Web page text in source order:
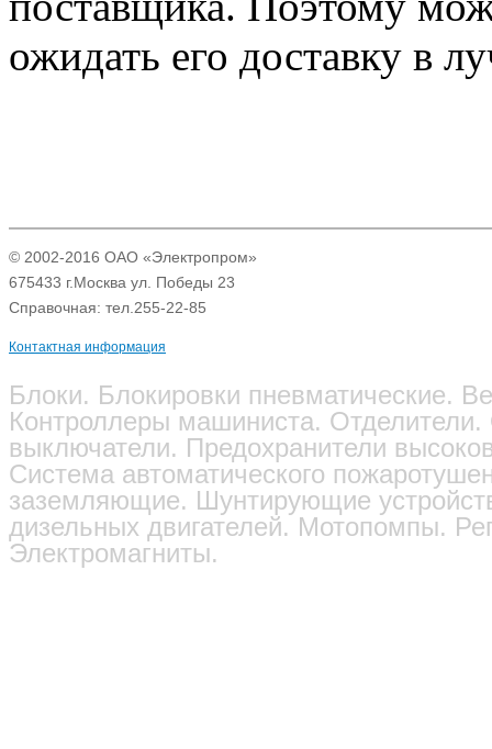
ожидать его доставку в
© 2002-2016 ОАО «Электропром»
675433 г.Москва ул. Победы 23
Справочная: тел.255-22-85
Контактная информация
Блоки. Блокировки пневматические.
Контроллеры машиниста.
выключатели. Предохранители
Система автоматического
заземляющие. Шунтирующие
дизельных двигателей. Мотопомпы.
Электромагниты.